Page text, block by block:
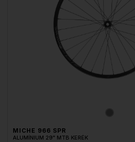
MICHE 966 SPR
ALUMÍNIUM 29" MTB KERÉK